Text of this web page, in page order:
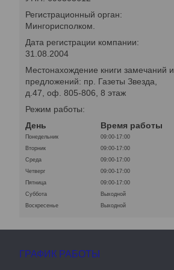
Регистрационный орган:
Мингорисполком.
Дата регистрации компании:
31.08.2004
Местонахождение книги замечаний и
предложений: пр. Газеты Звезда,
д.47, оф. 805-806, 8 этаж
Режим работы:
День
Время работы
Понедельник
09:00-17:00
Вторник
09:00-17:00
Среда
09:00-17:00
Четверг
09:00-17:00
Пятница
09:00-17:00
Суббота
Выходной
Воскресенье
Выходной
ГРАФИК РАБОТЫ